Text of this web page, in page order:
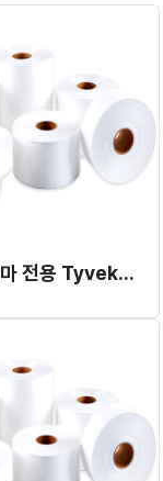
플라즈마 전용 Tyvek 롤 파우치 7.5cm x 100m